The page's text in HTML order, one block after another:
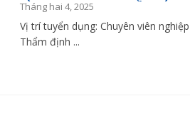
BÌNH DƯƠNG & TP.HỒ CHÍ
Tháng hai 4, 2025
Vị trí tuyển dụng: Chuyên viên
Thẩm định ...